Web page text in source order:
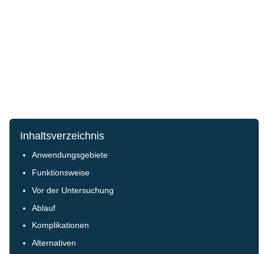
Inhaltsverzeichnis
Anwendungsgebiete
Funktionsweise
Vor der Untersuchung
Ablauf
Komplikationen
Alternativen